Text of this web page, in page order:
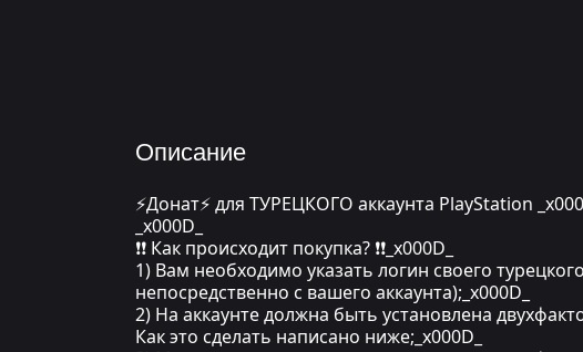
Описание
⚡Донат⚡ для ТУРЕЦКОГО аккаунта PlayStation
_x000D_
❗❗ Как происходит покупка? ❗❗_x000D_
1) Вам необходимо указать логин своего
непосредственно с вашего аккаунта);_x000D_
2) На аккаунте должна быть установлена
Как это сделать написано ниже;_x000D_